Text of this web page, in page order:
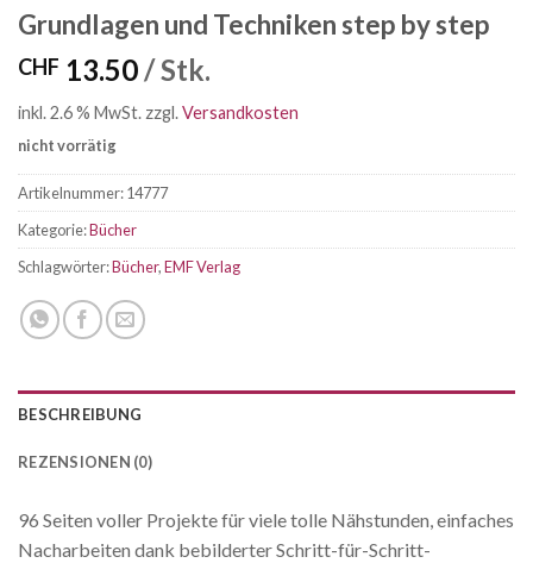
Grundlagen und Techniken step by step
CHF 13.50/ Stk.
inkl. 2.6 % MwSt. zzgl.Versandkosten
nicht vorrätig
Artikelnummer:14777
Kategorie:Bücher
Schlagwörter:Bücher,EMF Verlag
BESCHREIBUNG
REZENSIONEN (0)
96 Seiten voller Projekte für viele tolle Nähstunden, einfaches
Nacharbeiten dank bebilderter Schritt-für-Schritt-